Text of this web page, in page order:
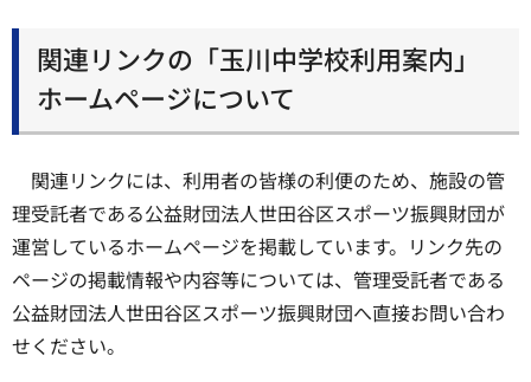
関連リンクの「玉川中学校利用案内」
ホームページについて
関連リンクには、利用者の皆様の利便のため、施設の管
理受託者である公益財団法人世田谷区スポーツ振興財団が
運営しているホームページを掲載しています。リンク先の
ページの掲載情報や内容等については、管理受託者である
公益財団法人世田谷区スポーツ振興財団へ直接お問い合わ
せください。